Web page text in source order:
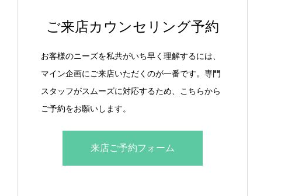
ご来店カウンセリング予約
お客様のニーズを私共がいち早く理解するには、
マイン企画にご来店いただくのが一番です。専門
スタッフがスムーズに対応するため、こちらから
ご予約をお願いします。
来店ご予約フォーム